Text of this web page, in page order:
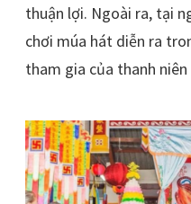
thuận lợi. Ngoài ra, tại
chơi múa hát diễn ra
tham gia của thanh